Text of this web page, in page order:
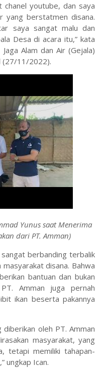
chanel youtube, dan saya
yang berstatmen disana.
saya sangat malu dan
Desa di acara itu,” kata
Alam dan Air (Gejala)
(27/11/2022).
Yunus saat Menerima
dari PT. Amman)
berbanding terbalik
disana. Bahwa
bantuan dan bukan
Amman juga pernah
ikan beserta pakannya
diberikan oleh PT. Amman
masyarakat, yang
tetapi memiliki tahapan-
ungkap Ican.